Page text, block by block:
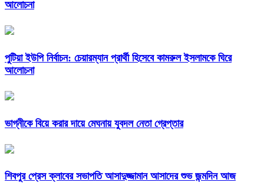
আলোচনা
পুটিয়া ইউপি নির্বাচন: চেয়ারম্যান প্রার্থী হিসেবে কামরুল ইসলামকে ঘিরে
আলোচনা
ভাগ্নীকে বিয়ে করার দায়ে মেঘনায় যুবদল নেতা গ্রেপ্তার
শিবপুর প্রেস ক্লাবের সভাপতি আসাদুজ্জামান আসাদের শুভ জন্মদিন আজ